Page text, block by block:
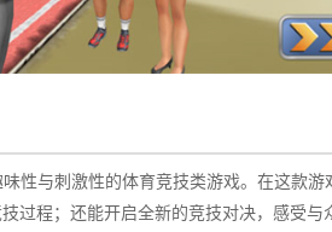
性与刺激性的体育竞技类游戏。在这款
过程；还能开启全新的竞技对决，感受